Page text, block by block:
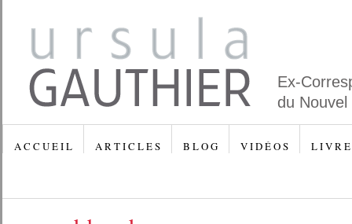
Ex-
du
A C C U E I L A R T I C L E S B L O G V I D É O S L I V R E